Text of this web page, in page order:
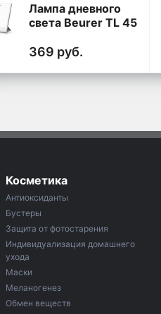
Лампа дневного
света Beurer TL 45
369 руб.
Косметика
Антиоксиданты
Бустеры
Защита от фотостарения
Индивидуализация домашнего
ухода
Маски
Меланогенез
Обмен веществ